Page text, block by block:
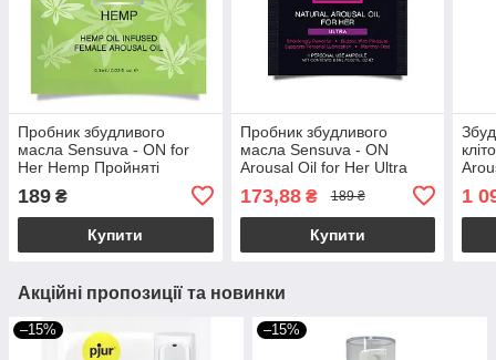
Пробник збудливого
масла Sensuva - ON for
Her Hemp Пройняті
189 ₴
Купити
Пробник збудливого
масла Sensuva - ON
Arousal Oil for Her Ultra
173,88₴ 189 ₴
Купити
1
Акційні пропозиції та новинки
–15% –15%